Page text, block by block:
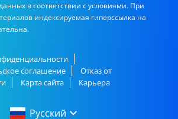
в соответствии с условиями. При
индексируемая гиперссылка на
соглашение
Отказ от
Карта сайта Карьера
Русский